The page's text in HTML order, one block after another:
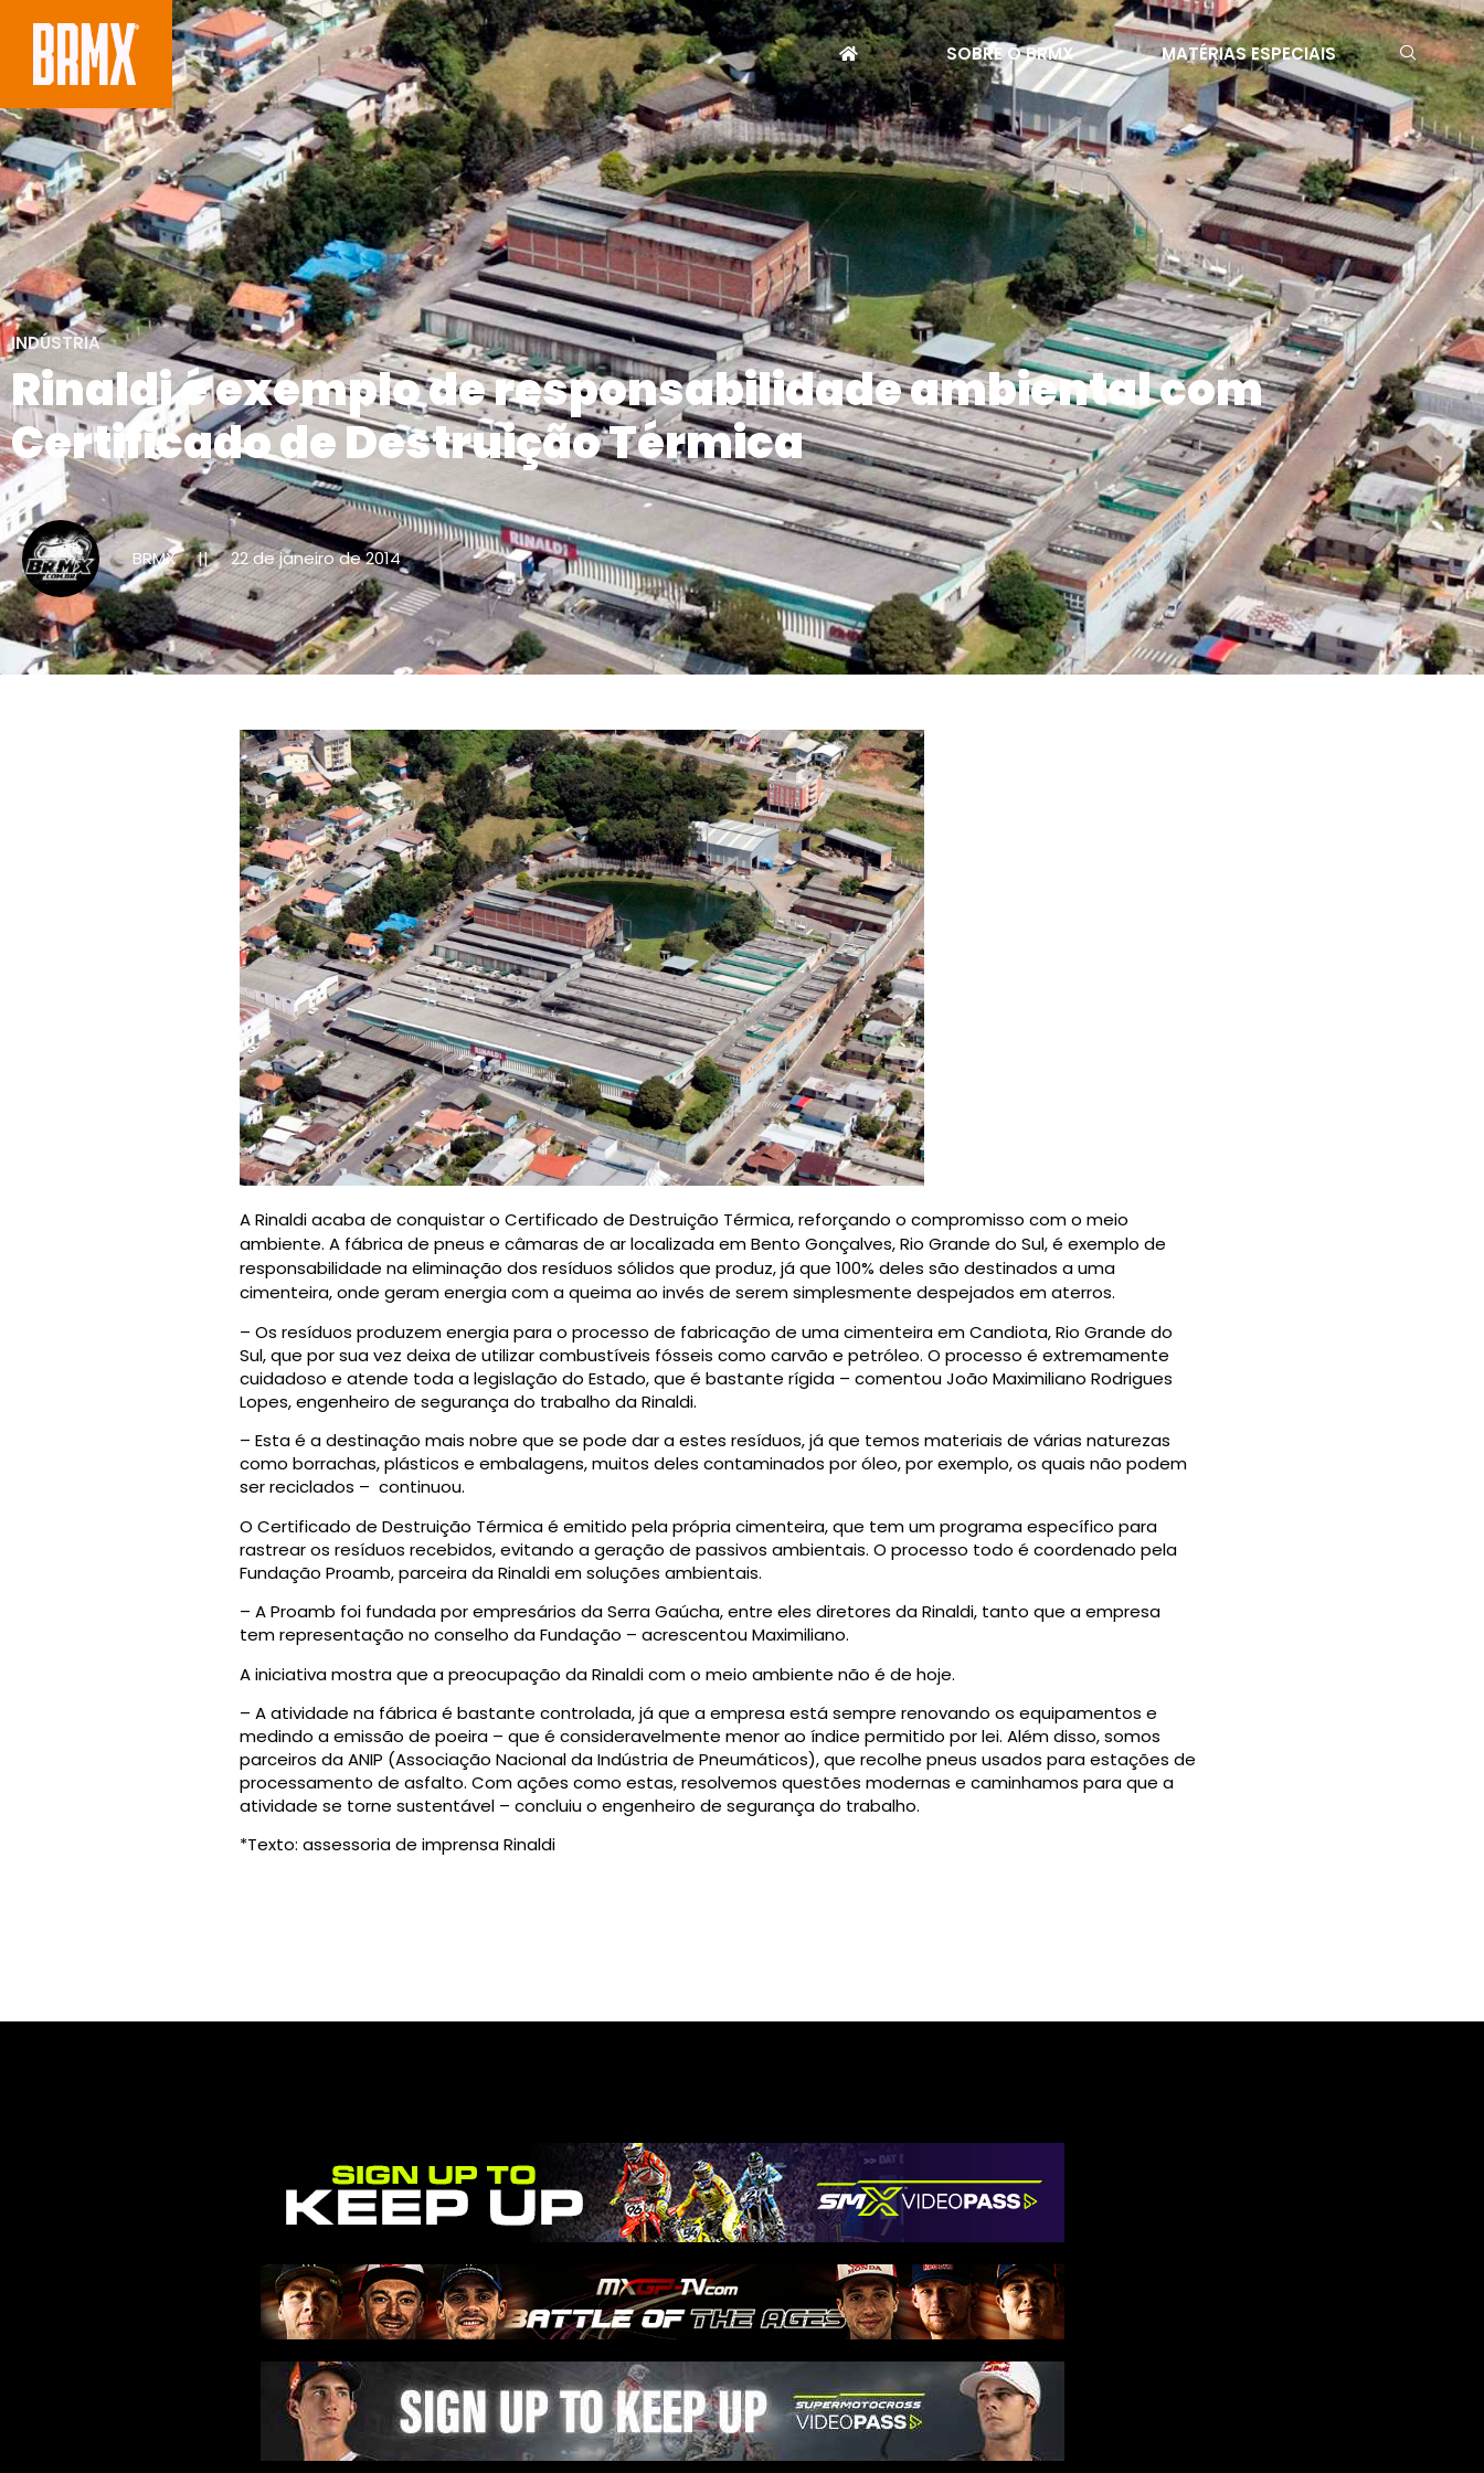
SOBRE O BRMX MATÉRIAS ESPECIAIS
INDÚSTRIA
Rinaldi é exemplo de responsabilidade ambiental com
Certificado de Destruição Térmica
BRMX || 22 de janeiro de 2014
A Rinaldi acaba de conquistar o Certificado de Destruição Térmica, reforçando o compromisso com o meio
ambiente. A fábrica de pneus e câmaras de ar localizada em Bento Gonçalves, Rio Grande do Sul, é exemplo de
responsabilidade na eliminação dos resíduos sólidos que produz, já que 100% deles são destinados a uma
cimenteira, onde geram energia com a queima ao invés de serem simplesmente despejados em aterros.
– Os resíduos produzem energia para o processo de fabricação de uma cimenteira em Candiota, Rio Grande do
Sul, que por sua vez deixa de utilizar combustíveis fósseis como carvão e petróleo. O processo é extremamente
cuidadoso e atende toda a legislação do Estado, que é bastante rígida – comentou João Maximiliano Rodrigues
Lopes, engenheiro de segurança do trabalho da Rinaldi.
– Esta é a destinação mais nobre que se pode dar a estes resíduos, já que temos materiais de várias naturezas
como borrachas, plásticos e embalagens, muitos deles contaminados por óleo, por exemplo, os quais não podem
ser reciclados – continuou.
O Certificado de Destruição Térmica é emitido pela própria cimenteira, que tem um programa específico para
rastrear os resíduos recebidos, evitando a geração de passivos ambientais. O processo todo é coordenado pela
Fundação Proamb, parceira da Rinaldi em soluções ambientais.
– A Proamb foi fundada por empresários da Serra Gaúcha, entre eles diretores da Rinaldi, tanto que a empresa
tem representação no conselho da Fundação – acrescentou Maximiliano.
A iniciativa mostra que a preocupação da Rinaldi com o meio ambiente não é de hoje.
– A atividade na fábrica é bastante controlada, já que a empresa está sempre renovando os equipamentos e
medindo a emissão de poeira – que é consideravelmente menor ao índice permitido por lei. Além disso, somos
parceiros da ANIP (Associação Nacional da Indústria de Pneumáticos), que recolhe pneus usados para estações de
processamento de asfalto. Com ações como estas, resolvemos questões modernas e caminhamos para que a
atividade se torne sustentável – concluiu o engenheiro de segurança do trabalho.
*Texto: assessoria de imprensa Rinaldi